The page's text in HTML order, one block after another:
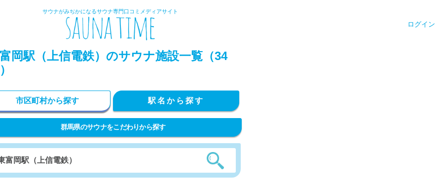
サウナがみぢかになるサウナ専門口コミメディアサイト
ログイン
岡駅（上信電鉄）のサウナ施設一覧（34
市区町村から探す 駅名から探す
群馬県のサウナをこだわりから探す